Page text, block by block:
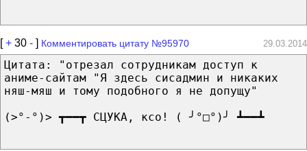
[+ 30 - ] Комментировать цитату №95970 29.03.2014
Цитата: "отрезал сотрудникам доступ к
аниме-сайтам "Я здесь сисадмин и никаких
няш-мяш и тому подобного я не допущу"
(>°-°)> ┳━━┳ СЦУКА, ксо! ( ╯°□°)╯ ┻━━┻